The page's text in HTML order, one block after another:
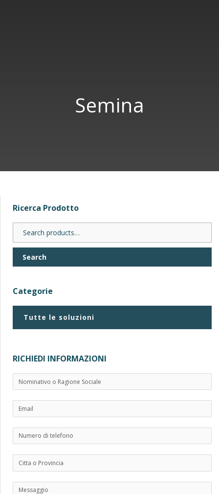
Semina
Ricerca Prodotto
Search
for:
Search
Categorie
Tutte le soluzioni
RICHIEDI INFORMAZIONI